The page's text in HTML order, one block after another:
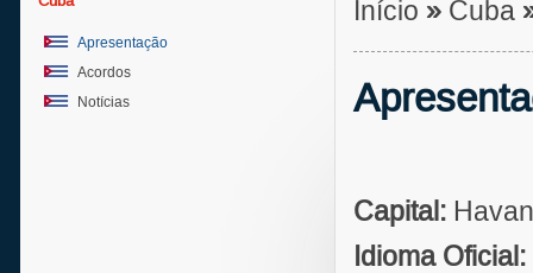
Apresentação
Acordos
Notícias
Início » Cuba
Capital:
Idioma Oficial: